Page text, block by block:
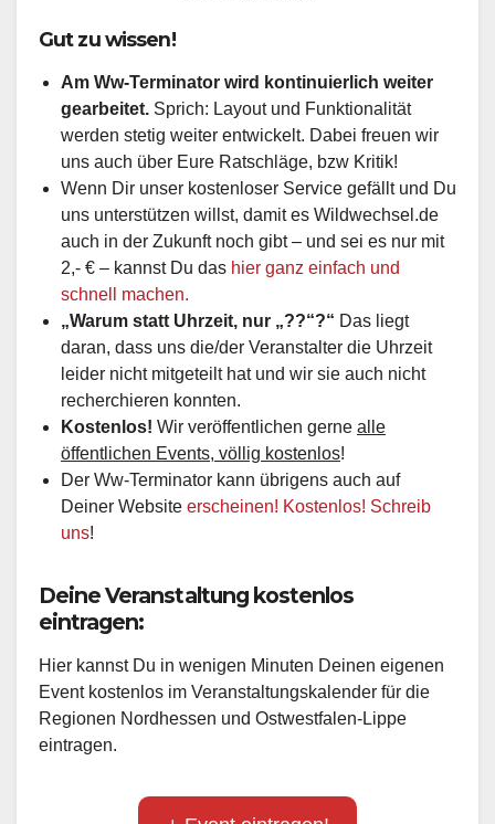
Gut zu wissen!
Am Ww-Terminator wird kontinuierlich weiter
gearbeitet. Sprich: Layout und Funktionalität
werden stetig weiter entwickelt. Dabei freuen wir
uns auch über Eure Ratschläge, bzw Kritik!
Wenn Dir unser kostenloser Service gefällt und Du
uns unterstützen willst, damit es Wildwechsel.de
auch in der Zukunft noch gibt – und sei es nur mit
2,- € – kannst Du das hier ganz einfach und
schnell machen.
„Warum statt Uhrzeit, nur „??“?“ Das liegt
daran, dass uns die/der Veranstalter die Uhrzeit
leider nicht mitgeteilt hat und wir sie auch nicht
recherchieren konnten.
Kostenlos! Wir veröffentlichen gerne alle
öffentlichen Events, völlig kostenlos!
Der Ww-Terminator kann übrigens auch auf
Deiner Website erscheinen! Kostenlos! Schreib
uns!
Deine Veranstaltung kostenlos
eintragen:
Hier kannst Du in wenigen Minuten Deinen eigenen
Event kostenlos im Veranstaltungskalender für die
Regionen Nordhessen und Ostwestfalen-Lippe
eintragen.